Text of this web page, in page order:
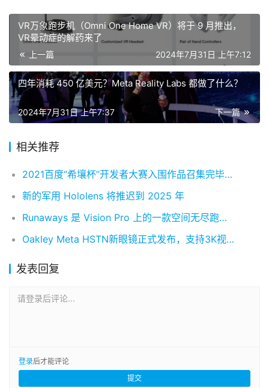
VR万象跑步机（Omni One Home VR）将于 9 月推出，
VR晕动症的解药来了
上一篇 2024年7月31日 上午7:12
四年消耗 450 亿美元？Meta Reality Labs 都做了什么？
下一篇
2024年7月31日 上午7:37
相关推荐
2021百度“希壤杯”开发者大赛入围作品召集完毕，等你来投票！
新的军用 Hololens 将推迟到 2025 年
Runaways 是 Vision Pro 上的一款空间无尽跑酷游戏
Oakley Meta HSTN新眼镜正式发布，支持3K视频录制
发表回复
请登录后评论...
登录后才能评论
提交